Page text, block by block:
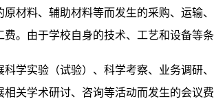
原材料、辅助材料等而发生的采购、运输
。 由于学校自身的技术、工艺和设备等
科学实验（试验）、科学考察、业务调研
相关学术研讨、咨询等活动而发生的会